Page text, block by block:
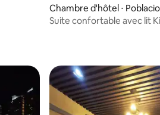
Chambre d'hôtel ⋅
Suite confortable avec lit